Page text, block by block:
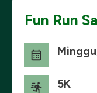
Fun Run
5K